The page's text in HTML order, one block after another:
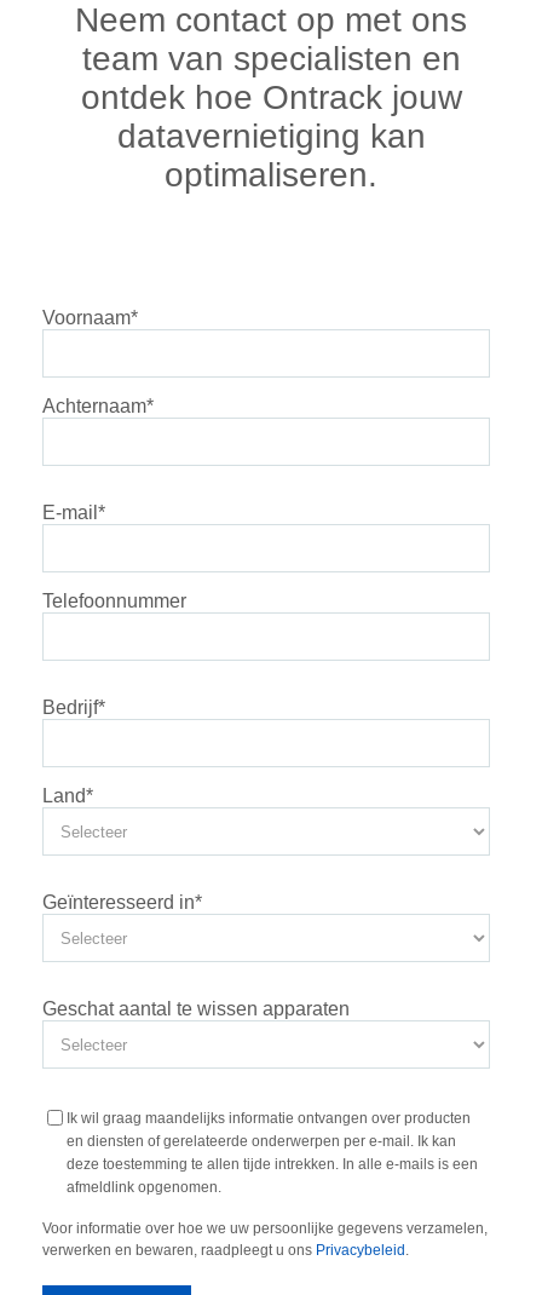
Neem contact op met ons
team van specialisten en
ontdek hoe Ontrack jouw
datavernietiging kan
optimaliseren.
Voornaam*
Achternaam*
E-mail *
Telefoonnummer
Bedrijf*
Land*
Geïnteresseerd in*
Geschat aantal te wissen apparaten
Ik wil graag maandelijks informatie ontvangen over producten
en diensten of gerelateerde onderwerpen per e-mail. Ik kan
deze toestemming te allen tijde intrekken. In alle e-mails is een
afmeldlink opgenomen.
Voor informatie over hoe we uw persoonlijke gegevens verzamelen,
verwerken en bewaren, raadpleegt u ons Privacybeleid .